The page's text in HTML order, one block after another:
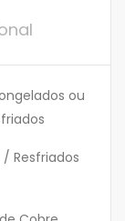
ou
Resfriados